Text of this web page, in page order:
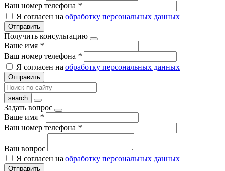
Ваш номер телефона *
Я согласен на обработку персональных данных
Отправить
Получить консультацию
Ваше имя *
Ваш номер телефона *
Я согласен на обработку персональных данных
Отправить
Задать вопрос
Ваше имя *
Ваш номер телефона *
Ваш вопрос
Я согласен на обработку персональных данных
Отправить